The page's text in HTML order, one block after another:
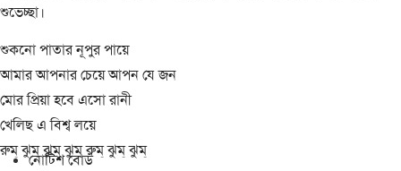
শুভেচ্ছা।
শুকনো পাতার নূপুর পায়ে
আমার আপনার চেয়ে আপন যে জন
মোর প্রিয়া হবে এসো রানী
খেলিছ এ বিশ্ব লয়ে
রুম্ ঝুম্ ঝুম্ ঝুম্ রুম্ ঝুম্ ঝুম্
নোটিশ বোর্ড